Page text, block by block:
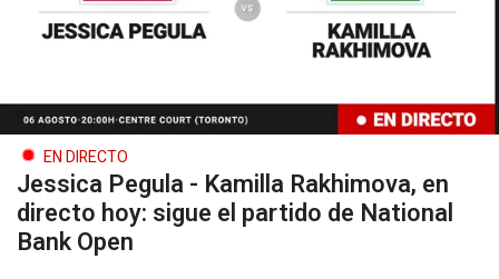
EN DIRECTO
Jessica Pegula - Kamilla Rakhimova, en
directo hoy: sigue el partido de National
Bank Open